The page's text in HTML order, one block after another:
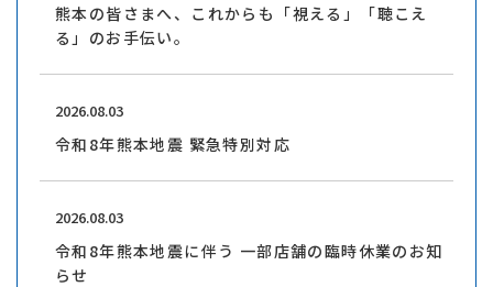
熊本の皆さまへ、これからも「視える」「聴こえ
る」のお手伝い。
2026.08.03
令和8年熊本地震 緊急特別対応
2026.08.03
令和8年熊本地震に伴う 一部店舗の臨時休業のお知
らせ